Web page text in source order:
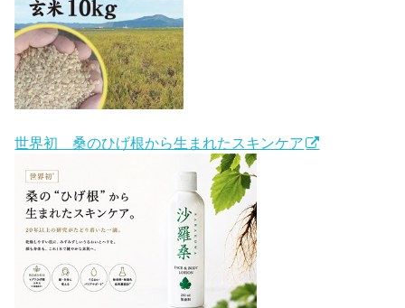
世界初 桑のひげ根から生まれたスキンケア